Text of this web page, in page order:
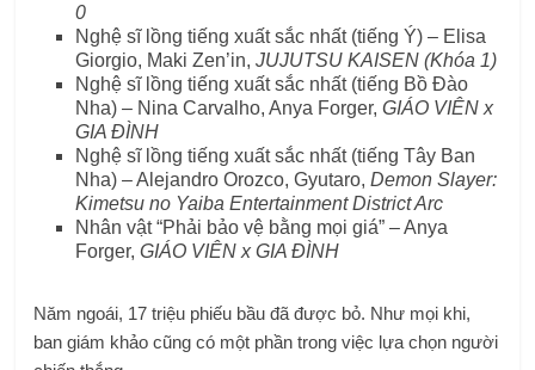
0
Nghệ sĩ lồng tiếng xuất sắc nhất (tiếng Ý) – Elisa
Giorgio, Maki Zen’in,JUJUTSU KAISEN (Khóa 1)
Nghệ sĩ lồng tiếng xuất sắc nhất (tiếng Bồ Đào
Nha) – Nina Carvalho, Anya Forger,GIÁO VIÊN x
GIA ĐÌNH
Nghệ sĩ lồng tiếng xuất sắc nhất (tiếng Tây Ban
Nha) – Alejandro Orozco, Gyutaro,Demon Slayer:
Kimetsu no Yaiba Entertainment District Arc
Nhân vật “Phải bảo vệ bằng mọi giá” – Anya
Forger,GIÁO VIÊN x GIA ĐÌNH
Năm ngoái, 17 triệu phiếu bầu đã được bỏ. Như mọi khi,
ban giám khảo cũng có một phần trong việc lựa chọn người